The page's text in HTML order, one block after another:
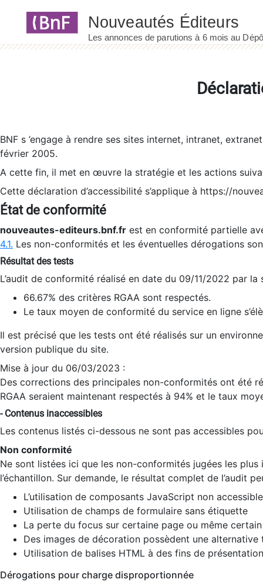
BNF s ’engage à rendre ses sites internet, intranet,
février 2005.
A cette fin, il met en œuvre la stratégie et les actions
Cette déclaration d’accessibilité s’applique à https://
État de conformité
nouveautes-editeurs.bnf.fr est en conformité partielle
4.1. Les non-conformités et les éventuelles dérogations
Résultat des tests
L’audit de conformité réalisé en date du 09/11/2022 par
66.67% des critères RGAA sont respectés.
Le taux moyen de conformité du service en ligne
Il est précisé que les tests ont été réalisés sur un
version publique du site.
Mise à jour du 06/03/2023 :
Des corrections des principales non-conformités ont été
RGAA seraient maintenant respectés à 94% et le taux
- Contenus inaccessibles
Les contenus listés ci-dessous ne sont pas accessibles
Non conformité
Ne sont listées ici que les non-conformités jugées les
l’échantillon. Sur demande, le résultat complet de l’audit
L’utilisation de composants JavaScript non
Utilisation de champs de formulaire sans étiquette
La perte du focus sur certaine page ou même
Des images de décoration possèdent une alternative
Utilisation de balises HTML à des fins de
Dérogations pour charge disproportionnée